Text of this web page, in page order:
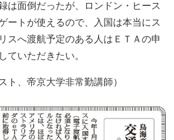
は面倒だったが、ロンドン・ヒース
ートが使えるので、入国は本当にス
スへ渡航予定のある人はＥＴＡの申
ていただきたい。
ト、帝京大学非常勤講師）